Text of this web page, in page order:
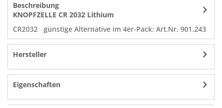
Beschreibung
KNOPFZELLE CR 2032 Lithium
CR2032 günstige Alternative im 4er-Pack: Art.Nr. 901.243
Hersteller
Eigenschaften